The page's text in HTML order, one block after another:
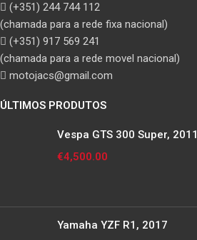
(+351) 244 744 112
(chamada para a rede fixa nacional)
(+351) 917 569 241
(chamada para a rede movel nacional)
motojacs@gmail.com
ÚLTIMOS PRODUTOS
Vespa GTS 300 Super, 2011
€4,500.00
Yamaha YZF R1, 2017